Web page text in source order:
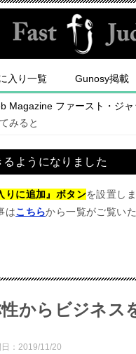
入り一覧 Gunosy掲載
Magazine ファースト・ジャ
みると
ようになりました
りに追加』ボタンを設置しま
はこちらから一覧がご覧いた
からビジネス
： 2019/11/20